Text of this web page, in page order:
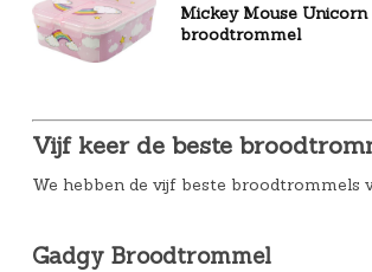
Mickey Mouse
broodtrommel
Vijf keer de beste
We hebben de vijf beste broodtrommels
Gadgy Broodtrommel